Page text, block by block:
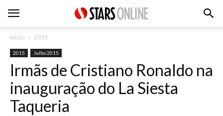
Inicio 2015
2015 Julho 2015
Irmãs de Cristiano Ronaldo na
inauguração do La Siesta
Taqueria